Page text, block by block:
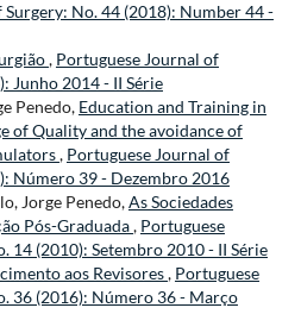
No. 44 (2018): Number 44 -
, Portuguese Journal of
Junho 2014 - II Série
Penedo, Education and Training in
of Quality and the avoidance of
, Portuguese Journal of
Número 39 - Dezembro 2016
Jorge Penedo,As Sociedades
Pós-Graduada, Portuguese
14 (2010): Setembro 2010 - II Série
aos Revisores, Portuguese
36 (2016): Número 36 - Março